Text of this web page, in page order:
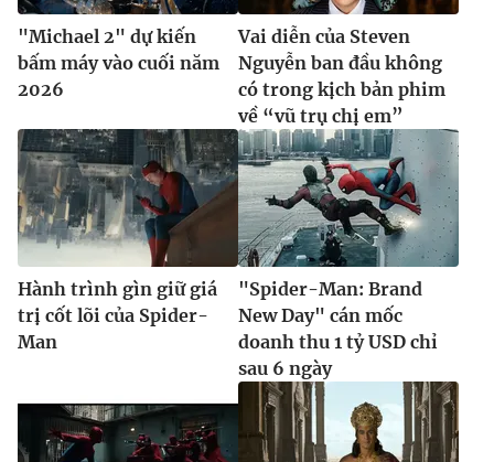
"Michael 2" dự kiến
bấm máy vào cuối năm
2026
Vai diễn của Steven
Nguyễn ban đầu không
có trong kịch bản phim
về “vũ trụ chị em”
Hành trình gìn giữ giá
trị cốt lõi của Spider-
Man
"Spider-Man: Brand
New Day" cán mốc
doanh thu 1 tỷ USD chỉ
sau 6 ngày